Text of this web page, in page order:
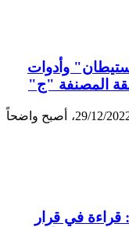
الاستيطان" وأدوات
المصنفة "ج"
منذ تولي حكومة أقصى اليمين أعمالها في 29/12/2022، أصبح واضحاً
في قرار